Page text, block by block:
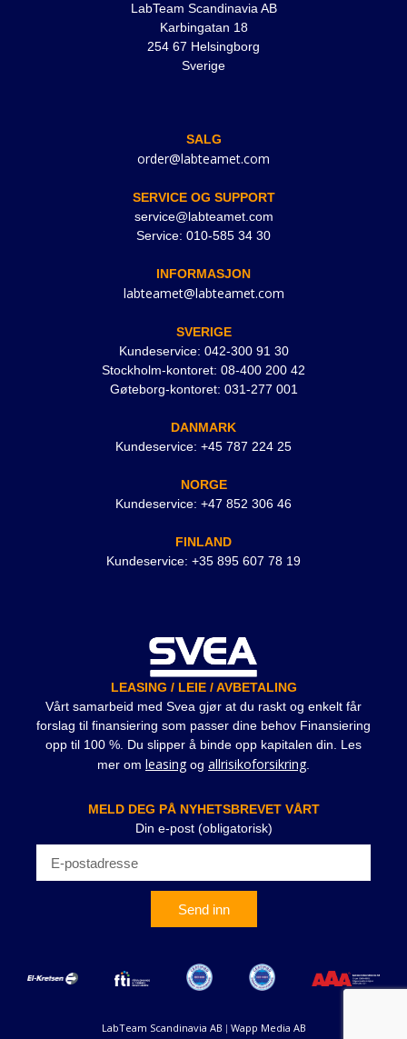
LabTeam Scandinavia AB
Karbingatan 18
254 67 Helsingborg
Sverige
SALG
order@labteamet.com
SERVICE OG SUPPORT
service@labteamet.com
Service: 010-585 34 30
INFORMASJON
labteamet@labteamet.com
SVERIGE
Kundeservice: 042-300 91 30
Stockholm-kontoret: 08-400 200 42
Gøteborg-kontoret: 031-277 001
DANMARK
Kundeservice: +45 787 224 25
NORGE
Kundeservice: +47 852 306 46
FINLAND
Kundeservice: +35 895 607 78 19
LEASING / LEIE / AVBETALING
Vårt samarbeid med Svea gjør at du raskt og enkelt får
forslag til finansiering som passer dine behov Finansiering
opp til 100 %. Du slipper å binde opp kapitalen din. Les
mer om leasingog allrisikoforsikring.
MELD DEG PÅ NYHETSBREVET VÅRT
Din e-post (obligatorisk)
Send inn
LabTeam Scandinavia AB | Wapp Media AB